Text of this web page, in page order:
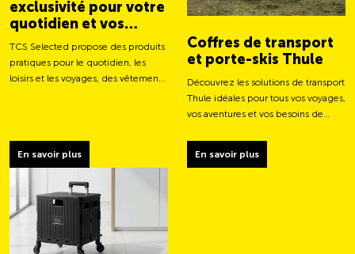
exclusivité pour votre
quotidien et vos
aventures
TCS Selected propose des produits
pratiques pour le quotidien, les
loisirs et les voyages, des vêtements
En savoir plus
Coffres de transport
et porte-skis Thule
Découvrez les solutions de transport
Thule idéales pour tous vos voyages,
vos aventures et vos besoins de
En savoir plus